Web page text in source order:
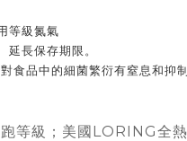
等級氮氣
長保存期限。
食品中的細菌繁衍有窒息和抑制
等級；美國LORING全熱